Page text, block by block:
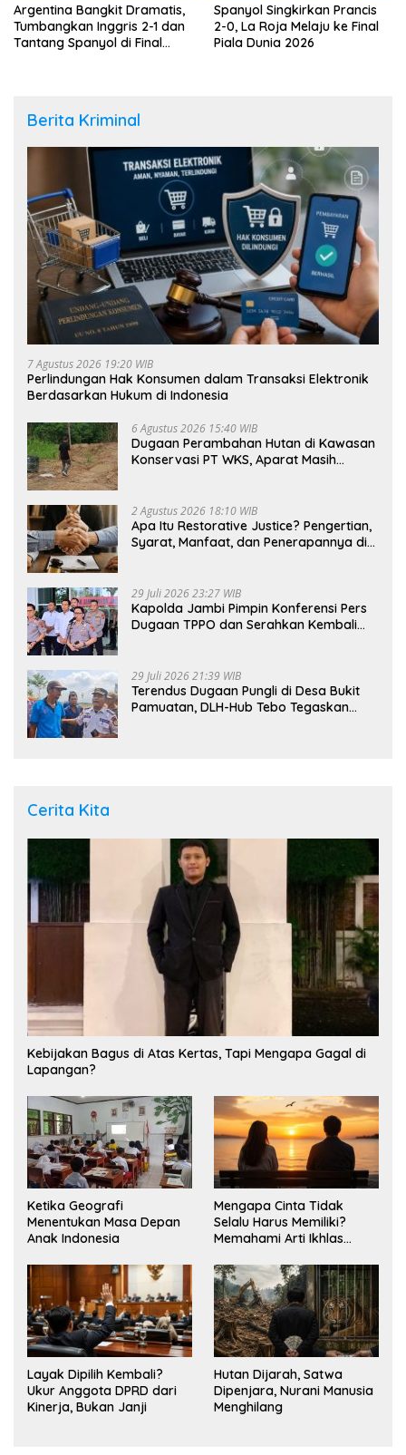
Argentina Bangkit Dramatis,
Tumbangkan Inggris 2-1 dan
Tantang Spanyol di Final
Spanyol Singkirkan Prancis
2-0, La Roja Melaju ke Final
Piala Dunia 2026
Berita Kriminal
7 Agustus 2026 19:20 WIB
Perlindungan Hak Konsumen dalam Transaksi Elektronik
Berdasarkan Hukum di Indonesia
6 Agustus 2026 15:40 WIB
Dugaan Perambahan Hutan di Kawasan
Konservasi PT WKS, Aparat Masih
2 Agustus 2026 18:10 WIB
Apa Itu Restorative Justice? Pengertian,
Syarat, Manfaat, dan Penerapannya di
29 Juli 2026 23:27 WIB
Kapolda Jambi Pimpin Konferensi Pers
Dugaan TPPO dan Serahkan Kembali
29 Juli 2026 21:39 WIB
Terendus Dugaan Pungli di Desa Bukit
Pamuatan, DLH-Hub Tebo Tegaskan
Cerita Kita
Kebijakan Bagus di Atas Kertas, Tapi Mengapa Gagal di
Lapangan?
Ketika Geografi
Menentukan Masa Depan
Anak Indonesia
Mengapa Cinta Tidak
Selalu Harus Memiliki?
Memahami Arti Ikhlas
Layak Dipilih Kembali?
Ukur Anggota DPRD dari
Kinerja, Bukan Janji
Hutan Dijarah, Satwa
Dipenjara, Nurani Manusia
Menghilang